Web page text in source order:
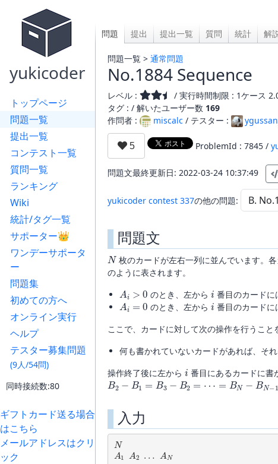
yukicoder
トップページ
問題一覧
提出一覧
コンテスト一覧
質問一覧
ランキング
Wiki
統計/タグ一覧
サポーター👑
ワンデーサポータ
ー
問題集
初めての方へ
オンライン実行
ヘルプ
テスター募集問題
(9人/54問)
同時接続数:80
ギフトカード送る場合
はこちら
メールアドレスはクリ
ック
問題 提出 提出一覧 質問 統計 解
問題一覧 > 通常問題
No.1884 Sequence
レベル :
/ 実行時間制限 : 1ケース
タグ : / 解いたユーザー数 169
作問者 :
miscalc / テスター :
ProblemId : 7845 /
問題文最終更新日: 2022-03-24 10:37:49
yukicoder contest 337の他の問題:
問題文
N
枚のカードが左右一列に並んでいます。
のように表されます。
A
のとき、左から
i
番目のカードに
Ai=0
のとき、左から
i
番目のカードに
ここで、カードに対して次の操作を行うこと
何も書かれていないカードがあれば、そ
操作終了後に左から
i
番目にあるカードに書
B2−B1=B3−B2=⋯=BN−BN−1
入力
N
A1 A2 AN